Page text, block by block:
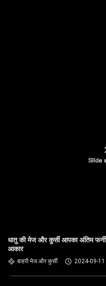
धातु की मेज और कुर्सी आपका अंतिम
आकार
बाहरी मेज और कुर्सी 2024-09-11